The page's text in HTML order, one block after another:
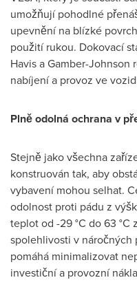
umožňují pohodlné
upevnění na blízké
použití rukou. Dokovací
Havis a Gamber-
nabíjení a provoz ve
Plně odolná ochrana v
Stejně jako všechna
konstruován tak, aby
vybavení mohou selhat.
odolnost proti pádu z
teplot od -29 °C do 63
spolehlivosti v
pomáhá minimalizovat
investiční a provozní